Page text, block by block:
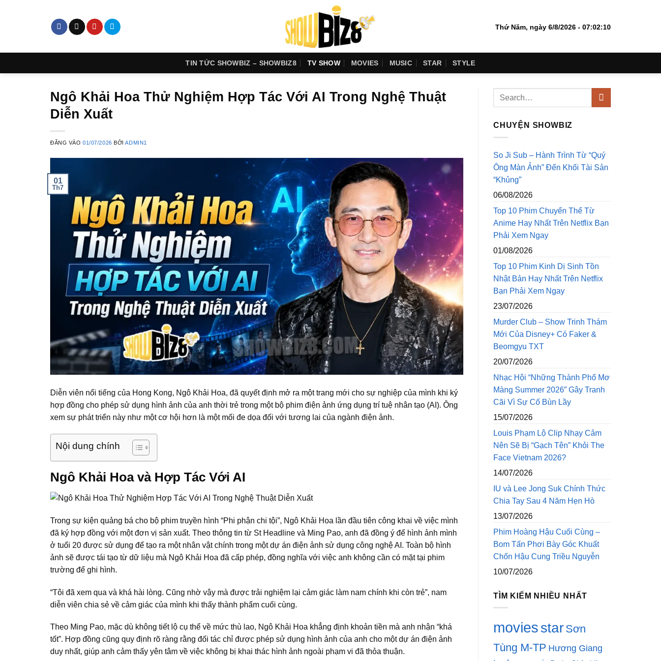
Thứ Năm, ngày 6/8/2026 - 07:02:11
TIN TỨC SHOWBIZ – SHOWBIZ8 TV SHOW MOVIES MUSIC STAR STYLE
Ngô Khải Hoa Thử Nghiệm Hợp Tác Với AI Trong Nghệ Thuật
Diễn Xuất
ĐĂNG VÀO01/07/2026 BỞIADMIN1
01
Th7
Diễn viên nổi tiếng của Hong Kong, Ngô Khải Hoa, đã quyết định mở ra một trang mới cho sự nghiệp của mình khi ký
hợp đồng cho phép sử dụng hình ảnh của anh thời trẻ trong một bộ phim điện ảnh ứng dụng trí tuệ nhân tạo (AI). Ông
xem sự phát triển này như một cơ hội hơn là một mối đe dọa đối với tương lai của ngành điện ảnh.
Nội dung chính
Ngô Khải Hoa và Hợp Tác Với AI
Trong sự kiện quảng bá cho bộ phim truyền hình “Phi phận chi tội”, Ngô Khải Hoa lần đầu tiên công khai về việc mình
đã ký hợp đồng với một đơn vị sản xuất. Theo thông tin từ St Headline và Ming Pao, anh đã đồng ý để hình ảnh mình
ở tuổi 20 được sử dụng để tạo ra một nhân vật chính trong một dự án điện ảnh sử dụng công nghệ AI. Toàn bộ hình
ảnh sẽ được tái tạo từ dữ liệu mà Ngô Khải Hoa đã cấp phép, đồng nghĩa với việc anh không cần có mặt tại phim
trường để ghi hình.
“Tôi đã xem qua và khá hài lòng. Cũng nhờ vậy mà được trải nghiệm lại cảm giác làm nam chính khi còn trẻ”, nam
diễn viên chia sẻ về cảm giác của mình khi thấy thành phẩm cuối cùng.
Theo Ming Pao, mặc dù không tiết lộ cụ thể về mức thù lao, Ngô Khải Hoa khẳng định khoản tiền mà anh nhận “khá
tốt”. Hợp đồng cũng quy định rõ ràng rằng đối tác chỉ được phép sử dụng hình ảnh của anh cho một dự án điện ảnh
duy nhất, giúp anh cảm thấy yên tâm về việc không bị khai thác hình ảnh ngoài phạm vi đã thỏa thuận.
CHUYỆN SHOWBIZ
So Ji Sub – Hành Trình Từ “Quý
Ông Màn Ảnh” Đến Khối Tài Sản
“Khủng”
06/08/2026
Top 10 Phim Chuyển Thể Từ
Anime Hay Nhất Trên Netflix Bạn
Phải Xem Ngay
01/08/2026
Top 10 Phim Kinh Dị Sinh Tồn
Nhật Bản Hay Nhất Trên Netflix
Bạn Phải Xem Ngay
23/07/2026
Murder Club – Show Trinh Thám
Mới Của Disney+ Có Faker &
Beomgyu TXT
20/07/2026
Nhạc Hội “Những Thành Phố Mơ
Màng Summer 2026” Gây Tranh
Cãi Vì Sự Cố Bùn Lầy
15/07/2026
Louis Phạm Lộ Clip Nhạy Cảm
Nên Sẽ Bị “Gạch Tên” Khỏi The
Face Vietnam 2026?
14/07/2026
IU và Lee Jong Suk Chính Thức
Chia Tay Sau 4 Năm Hẹn Hò
13/07/2026
Phim Hoàng Hậu Cuối Cùng –
Bom Tấn Phơi Bày Góc Khuất
Chốn Hậu Cung Triều Nguyễn
10/07/2026
TÌM KIẾM NHIỀU NHẤT
moviesstar Sơn
Tùng M-TP Hương Giang